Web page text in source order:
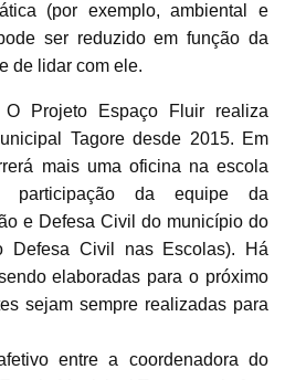
(por exemplo, ambiental e
ser reduzido em função da
de lidar com ele.
O Projeto Espaço Fluir realiza
Tagore desde 2015. Em
mais uma oficina na escola
da equipe da
e Defesa Civil do município do
Defesa Civil nas Escolas). Há
elaboradas para o próximo
sejam sempre realizadas para
entre a coordenadora do